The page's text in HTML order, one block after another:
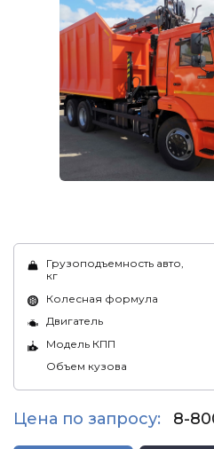
Грузоподъемность авто,
кг
Колесная формула
Двигатель
Модель КПП
Объем кузова
Цена по запросу: 8-